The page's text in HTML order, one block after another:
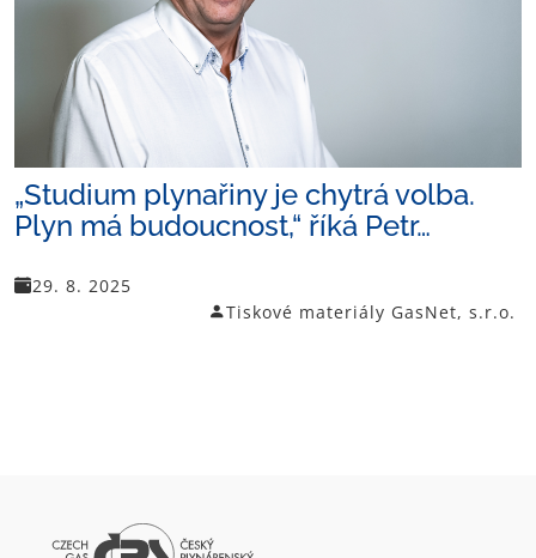
„Studium plynařiny je chytrá volba.
Plyn má budoucnost,“ říká Petr…
29. 8. 2025
Tiskové materiály GasNet, s.r.o.